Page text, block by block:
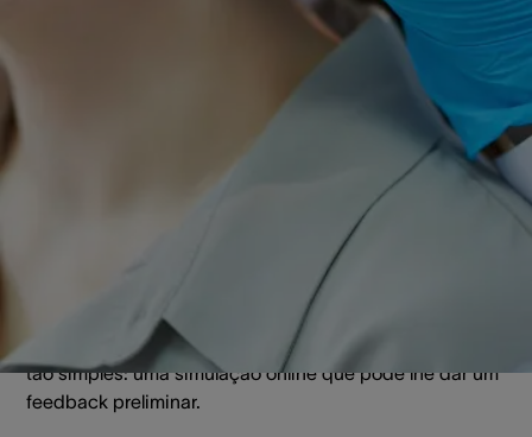
3 de março é o Dia Mundial da Audição, organizado
anualmente pela Organização Mundial da Saúde (OMS).
ano, vários eventos acontecerão em todo o mundo sob o
“Verifique sua audição”. O objetivo é comum: chamar a
atenção para a importância da identificação precoce e
intervenção adequada da perda auditiva.
Muitas pessoas convivem com uma perda auditiva não
tratada e não percebem que já não estão mais ouvindo
sons e palavras e acabam achando que isso é normal, ou
velhice. O primeiro passo para abordar a questão pode ser
tão simples: uma simulação online que pode lhe dar um
feedback preliminar.